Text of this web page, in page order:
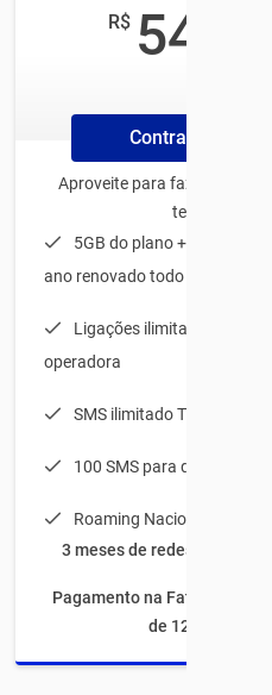
R$ 54
Contrate Online
Aproveite para fazer o plano
tenha:
5GB do plano + 20GB de
ano renovado todo mês
Ligações ilimitadas para
operadora
SMS ilimitado TIM-TIM
100 SMS para qualquer
Roaming Nacional
3 meses de redes sociais à
Pagamento na Fatura com
de 12 meses